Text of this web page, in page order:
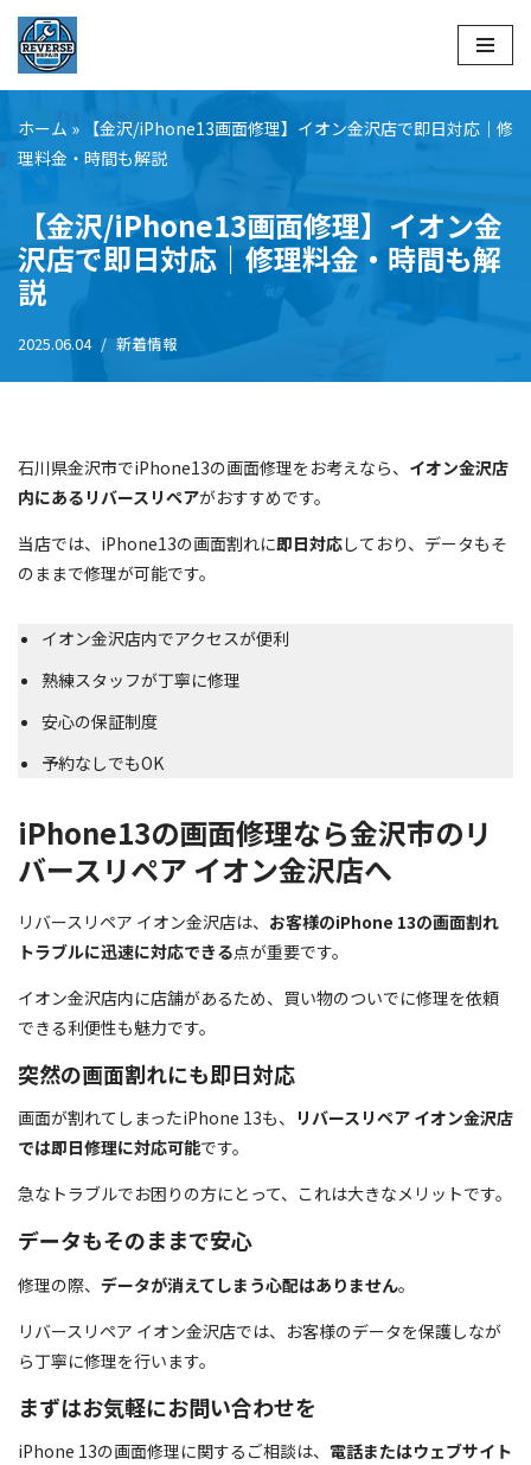
コ
ン
テ
ン
ス
キ
ッ
ホーム » 【金沢/iPhone13画面修理】イオン金沢店で即日対応｜修
理料金・時間も解説
【金沢/iPhone13画面修理】イオン金
沢店で即日対応｜修理料金・時間も解
説
2025.06.04 新着情報
石川県金沢市でiPhone13の画面修理をお考えなら、 イオン金沢店
内にあるリバースリペアがおすすめです。
当店では、iPhone13の画面割れに即日対応しており、データもそ
のままで修理が可能です。
イオン金沢店内でアクセスが便利
熟練スタッフが丁寧に修理
安心の保証制度
予約なしでもOK
iPhone13の画面修理なら金沢市のリ
バースリペア イオン金沢店へ
リバースリペア イオン金沢店は、 お客様のiPhone 13の画面割れ
トラブルに迅速に対応できる点が重要です。
イオン金沢店内に店舗があるため、買い物のついでに修理を依頼
できる利便性も魅力です。
突然の画面割れにも即日対応
画面が割れてしまったiPhone 13も、 リバースリペア イオン金沢店
では即日修理に対応可能です。
急なトラブルでお困りの方にとって、これは大きなメリットです。
データもそのままで安心
修理の際、 データが消えてしまう心配はありません。
リバースリペア イオン金沢店では、お客様のデータを保護しなが
ら丁寧に修理を行います。
まずはお気軽にお問い合わせを
iPhone 13の画面修理に関するご相談は、 電話またはウェブサイト